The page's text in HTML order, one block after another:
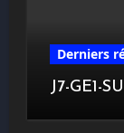
Derniers
J7-GE1-